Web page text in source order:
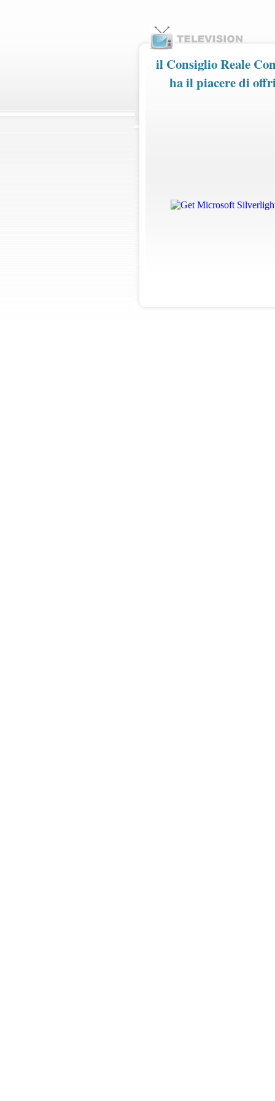
il Consiglio Reale
ha il piacere di